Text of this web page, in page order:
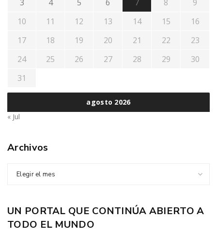
agosto 2026
3 4 5 6 7 8
9
10
11 12 13 14 15
16
17
18 19 20 21 22
23
24
25 26 27 28 29
30
31
« Jul
Archivos
Elegir el mes
UN PORTAL QUE CONTINÚA ABIERTO A
TODO EL MUNDO